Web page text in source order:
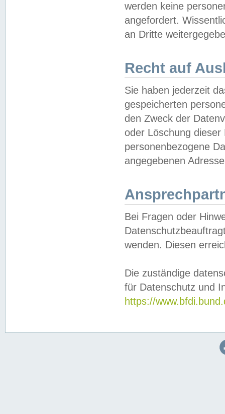
werden keine
angefordert.
an Dritte
Recht auf
Sie haben jederzeit
gespeicherten
den Zweck der
oder Löschung
personenbezogene
angegebenen
Bei Fragen oder
wenden. Diesen
Die zuständige
für Datenschutz und
https://